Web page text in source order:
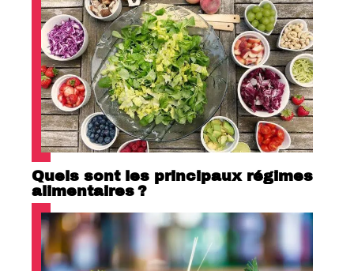
Quels sont les principaux régimes
alimentaires ?